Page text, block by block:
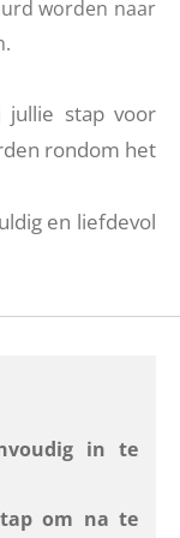
worden naar
jullie stap voor
rondom het
en liefdevol
in te
om na te